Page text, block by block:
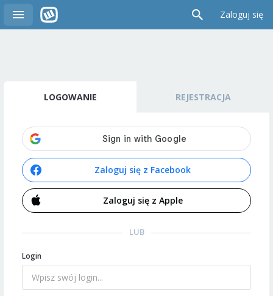
Zaloguj się
LOGOWANIE REJESTRACJA
Zaloguj się z Facebook
Zaloguj się z Apple
LUB
Login